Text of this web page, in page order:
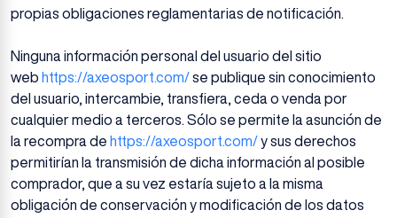
propias obligaciones reglamentarias de notificación.
Ninguna información personal del usuario del sitio
web https://axeosport.com/se publique sin conocimiento
del usuario, intercambie, transfiera, ceda o venda por
cualquier medio a terceros. Sólo se permite la asunción de
la recompra de https://axeosport.com/y sus derechos
permitirían la transmisión de dicha información al posible
comprador, que a su vez estaría sujeto a la misma
obligación de conservación y modificación de los datos